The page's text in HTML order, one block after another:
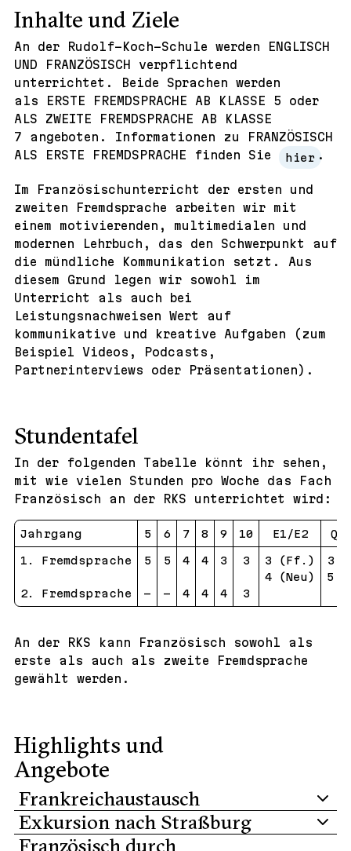
Inhalte und Ziele
An der Rudolf-Koch-Schule werden ENGLISCH
UND FRANZÖSISCH verpflichtend
unterrichtet. Beide Sprachen werden
als ERSTE FREMDSPRACHE AB KLASSE 5 oder
ALS ZWEITE FREMDSPRACHE AB KLASSE
7 angeboten. Informationen zu FRANZÖSISCH
ALS ERSTE FREMDSPRACHE finden Sie hier .
Im Französischunterricht der ersten und
zweiten Fremdsprache arbeiten wir mit
einem motivierenden, multimedialen und
modernen Lehrbuch, das den Schwerpunkt auf
die mündliche Kommunikation setzt. Aus
diesem Grund legen wir sowohl im
Unterricht als auch bei
Leistungsnachweisen Wert auf
kommunikative und kreative Aufgaben (zum
Beispiel Videos, Podcasts,
Partnerinterviews oder Präsentationen).
Stundentafel
In der folgenden Tabelle könnt ihr sehen,
mit wie vielen Stunden pro Woche das Fach
Französisch an der RKS unterrichtet wird:
Jahrgang 5 6 7 8 9 10 E1/E2
1. Fremdsprache
2. Fremdsprache
5
–
5
–
4
4
4
4
3
4
3
3
3 (Ff.)
4 (Neu)
3
5
An der RKS kann Französisch sowohl als
erste als auch als zweite Fremdsprache
gewählt werden.
Highlights und
Angebote
Frankreichaustausch
Exkursion nach Straßburg
Französisch durch